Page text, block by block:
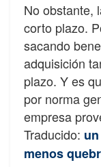
No obstante,
corto plazo.
sacando bene
adquisición
plazo. Y es
por norma
empresa
Traducido:
menos